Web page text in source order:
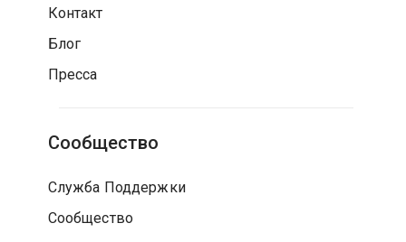
Контакт
Блог
Пресса
Сообщество
Служба Поддержки
Сообщество